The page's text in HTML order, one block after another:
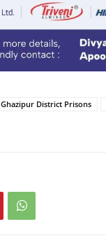
Ghazipur District Prisons